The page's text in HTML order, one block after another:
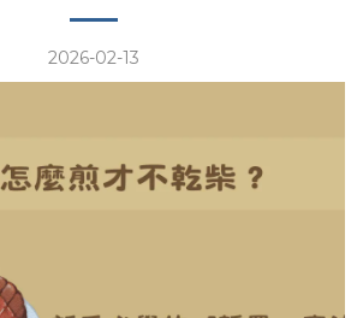
2026-02-13